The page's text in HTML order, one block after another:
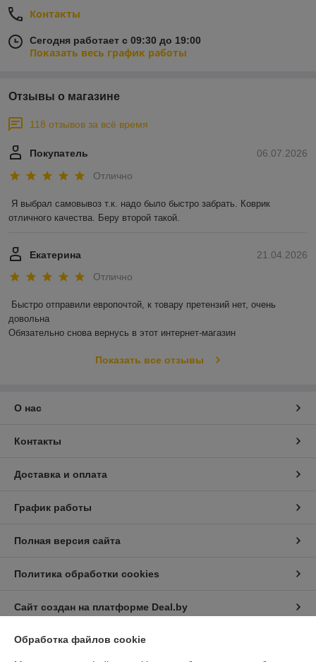
Контакты
Сегодня работает с 09:30 до 19:00
Показать весь график работы
Отзывы о магазине
118 отзывов за всё время
06.07.2026
Покупатель
Отлично
Я выбрал самовывоз т.к. надо было быстро забрать. Коврик
отличного качества. Беру второй такой.
21.04.2026
Екатерина
Отлично
Быстро отправили европочтой, к товару претензий нет, очень
довольна
Обязательно снова вернусь в этот интернет-магазин
Показать все отзывы
О нас
Контакты
Доставка и оплата
График работы
Полная версия сайта
Политика обработки cookies
Сайт создан на платформе Deal.by
Обработка файлов cookie